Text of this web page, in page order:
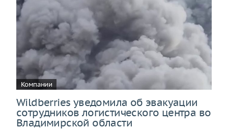
Компании
Wildberries уведомила об эвакуации
сотрудников логистического центра во
Владимирской области